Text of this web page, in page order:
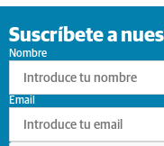
Suscríbete a
Nombre
Email